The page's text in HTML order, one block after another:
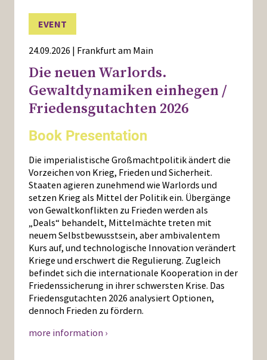
EVENT
24.09.2026 | Frankfurt am Main
Die neuen Warlords.
Gewaltdynamiken einhegen /
Friedensgutachten 2026
Book Presentation
Die imperialistische Großmachtpolitik ändert die
Vorzeichen von Krieg, Frieden und Sicherheit.
Staaten agieren zunehmend wie Warlords und
setzen Krieg als Mittel der Politik ein. Übergänge
von Gewaltkonflikten zu Frieden werden als
„Deals“ behandelt, Mittelmächte treten mit
neuem Selbstbewusstsein, aber ambivalentem
Kurs auf, und technologische Innovation verändert
Kriege und erschwert die Regulierung. Zugleich
befindet sich die internationale Kooperation in der
Friedenssicherung in ihrer schwersten Krise. Das
Friedensgutachten 2026 analysiert Optionen,
dennoch Frieden zu fördern.
more information ›